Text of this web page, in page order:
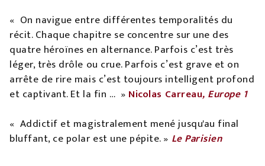
« On navigue entre différentes temporalités du
récit. Chaque chapitre se concentre sur une des
quatre héroïnes en alternance. Parfois c’est très
léger, très drôle ou crue. Parfois c’est grave et on
arrête de rire mais c’est toujours intelligent profond
et captivant. Et la fin … » Nicolas Carreau, Europe 1
« Addictif et magistralement mené jusqu'au final
bluffant, ce polar est une pépite. » Le Parisien